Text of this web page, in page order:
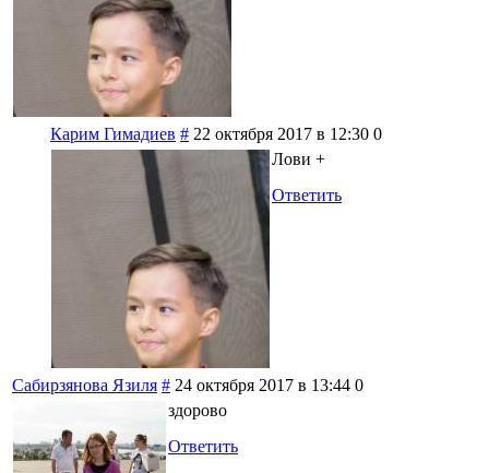
Карим Гимадиев # 22 октября 2017 в 12:30 0
Лови +
Ответить
Сабирзянова Язиля # 24 октября 2017 в 13:44 0
здорово
Ответить